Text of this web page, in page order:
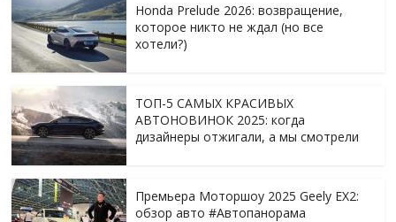
Honda Prelude 2026: возвращение,
которое никто не ждал (но все
хотели?)
ТОП-5 САМЫХ КРАСИВЫХ
АВТОНОВИНОК 2025: когда
дизайнеры отжигали, а мы смотрели
Премьера Моторшоу 2025 Geely EX2:
обзор авто #Автопанорама